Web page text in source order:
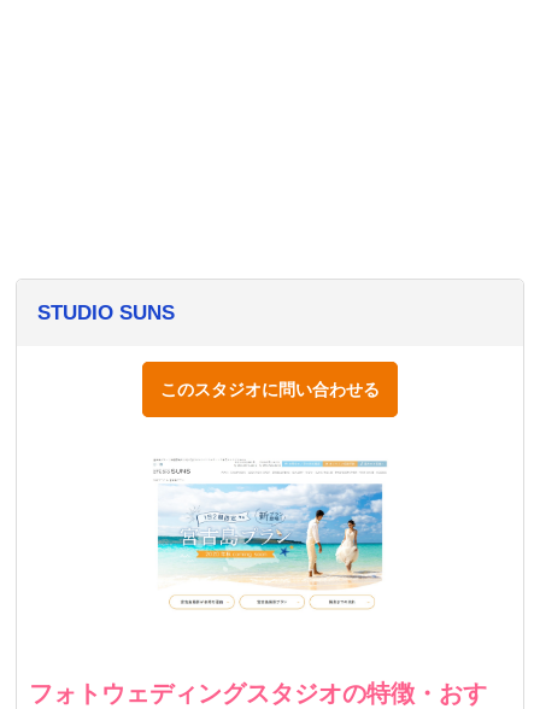
STUDIO SUNS
このスタジオに問い合わせる
フォトウェディングスタジオの特徴・おす